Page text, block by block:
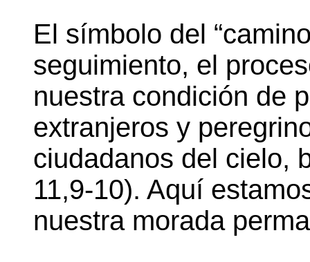
El símbolo del
seguimiento, el
nuestra condición de
extranjeros y
ciudadanos del cielo,
11,9-10). Aquí
nuestra morada